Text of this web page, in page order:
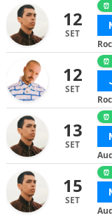
12
SET
12
SET
13
SET
15
SET